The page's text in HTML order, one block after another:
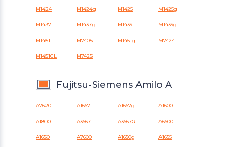
M1424 M1424g M1425 M1425g
M1437 M1437g M1439 M1439g
M1451 M7405 M1451g M7424
M1451GL M7425
Fujitsu-Siemens Amilo A
A7620 A1667 A1667g A1600
A1800 A3667 A3667G A6600
A1650 A7600 A1650g A1655